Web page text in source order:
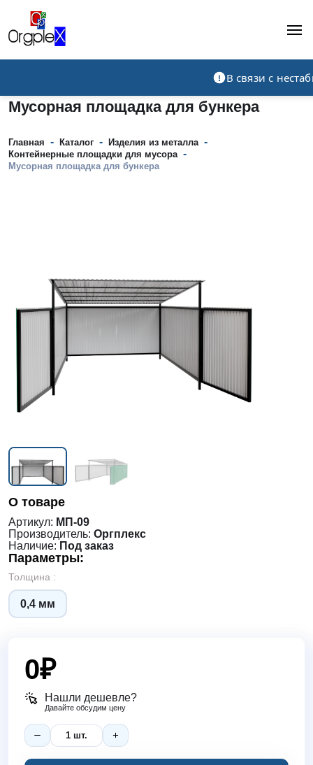
В связи с
Мусорная площадка для бункера
Главная - Каталог - Изделия из металла -
Контейнерные площадки для мусора -
Мусорная площадка для бункера
О товаре
Артикул: МП-09
Производитель: Оргплекс
Наличие: Под заказ
Параметры:
Толщина :
0,4 мм
0₽
Нашли дешевле?
Давайте обсудим цену